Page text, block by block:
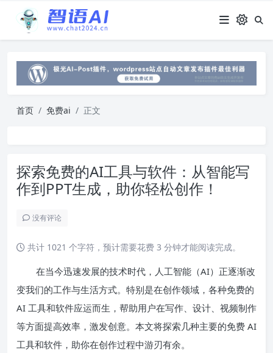
首页 免费ai 正文
探索免费的AI工具与软件：从智能写
作到PPT生成，助你轻松创作！
没有评论
共计 1021 个字符，预计需要花费 3 分钟才能阅读完成。
在当今迅速发展的技术时代，人工智能（AI）正逐渐改
变我们的工作与生活方式。特别是在创作领域，各种免费的
AI 工具和软件应运而生，帮助用户在写作、设计、视频制作
等方面提高效率，激发创意。本文将探索几种主要的免费 AI
工具和软件，助你在创作过程中游刃有余。